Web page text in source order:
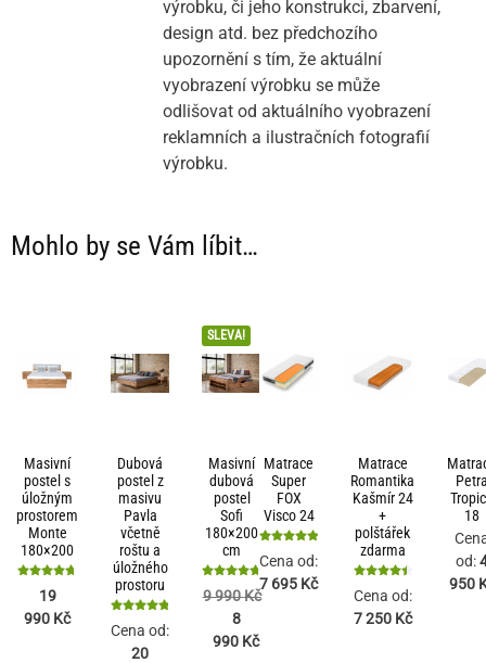
výrobku, či jeho konstrukci, zbarvení,
design atd. bez předchozího
upozornění s tím, že aktuální
vyobrazení výrobku se může
odlišovat od aktuálního vyobrazení
reklamních a ilustračních fotografií
výrobku.
Mohlo by se Vám líbit…
Masivní
postel s
úložným
prostorem
Monte
180×200
4.76
z 5
19
990 Kč
Dubová
postel z
masivu
Pavla
včetně
roštu a
úložného
prostoru
4.84
z 5
Cena od:
20
SLEVA!
Masivní
dubová
postel
Sofi
180×200
cm
4.78
z 5
9 990Kč
8
990 Kč
Matrace
Super
FOX
Visco 24
5
z 5
Cena od:
7 695 Kč
Matrace
Romantika
Kašmír 24
+
polštářek
zdarma
4.5
z 5
Cena od:
7 250 Kč
18
od:
950